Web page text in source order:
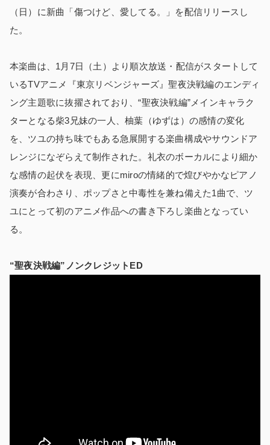
（日）に新曲「傷つけど、愛してる。」を配信リリースし
た。
本楽曲は、1月7日（土）より順次放送・配信がスタートして
いるTVアニメ『東京リベンジャーズ』聖夜決戦編のエンディ
ング主題歌に抜擢されており、“聖夜決戦編”メインキャラク
ターとなる柴3兄妹の一人、柚葉（ゆずは）の感情の変化
を、ツユの持ち味でもある急展開する楽曲構成やサウンドア
レンジになぞらえて制作された。礼衣のボーカルにより細か
な感情の起伏を表現、更にmiroの情緒的で煌びやかなピアノ
演奏が合わさり、ポップさと中毒性を兼ね備えた1曲で、ツ
ユにとって初のアニメ作品への書き下ろし楽曲となってい
る。
“聖夜決戦編”ノンクレジットED